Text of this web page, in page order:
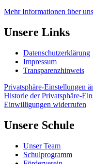
Mehr Informationen über
Unsere Links
Datenschutzerklärung
Impressum
Transparenzhinweis
Privatsphäre-Einstellungen
Historie der Privatsphäre-
Einwilligungen widerrufen
Unsere Schule
Unser Team
Schulprogramm